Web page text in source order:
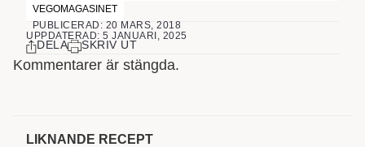
VEGOMAGASINET
PUBLICERAD: 20 MARS, 2018
UPPDATERAD: 5 JANUARI, 2025
DELA SKRIV UT
Kommentarer är stängda.
LIKNANDE RECEPT